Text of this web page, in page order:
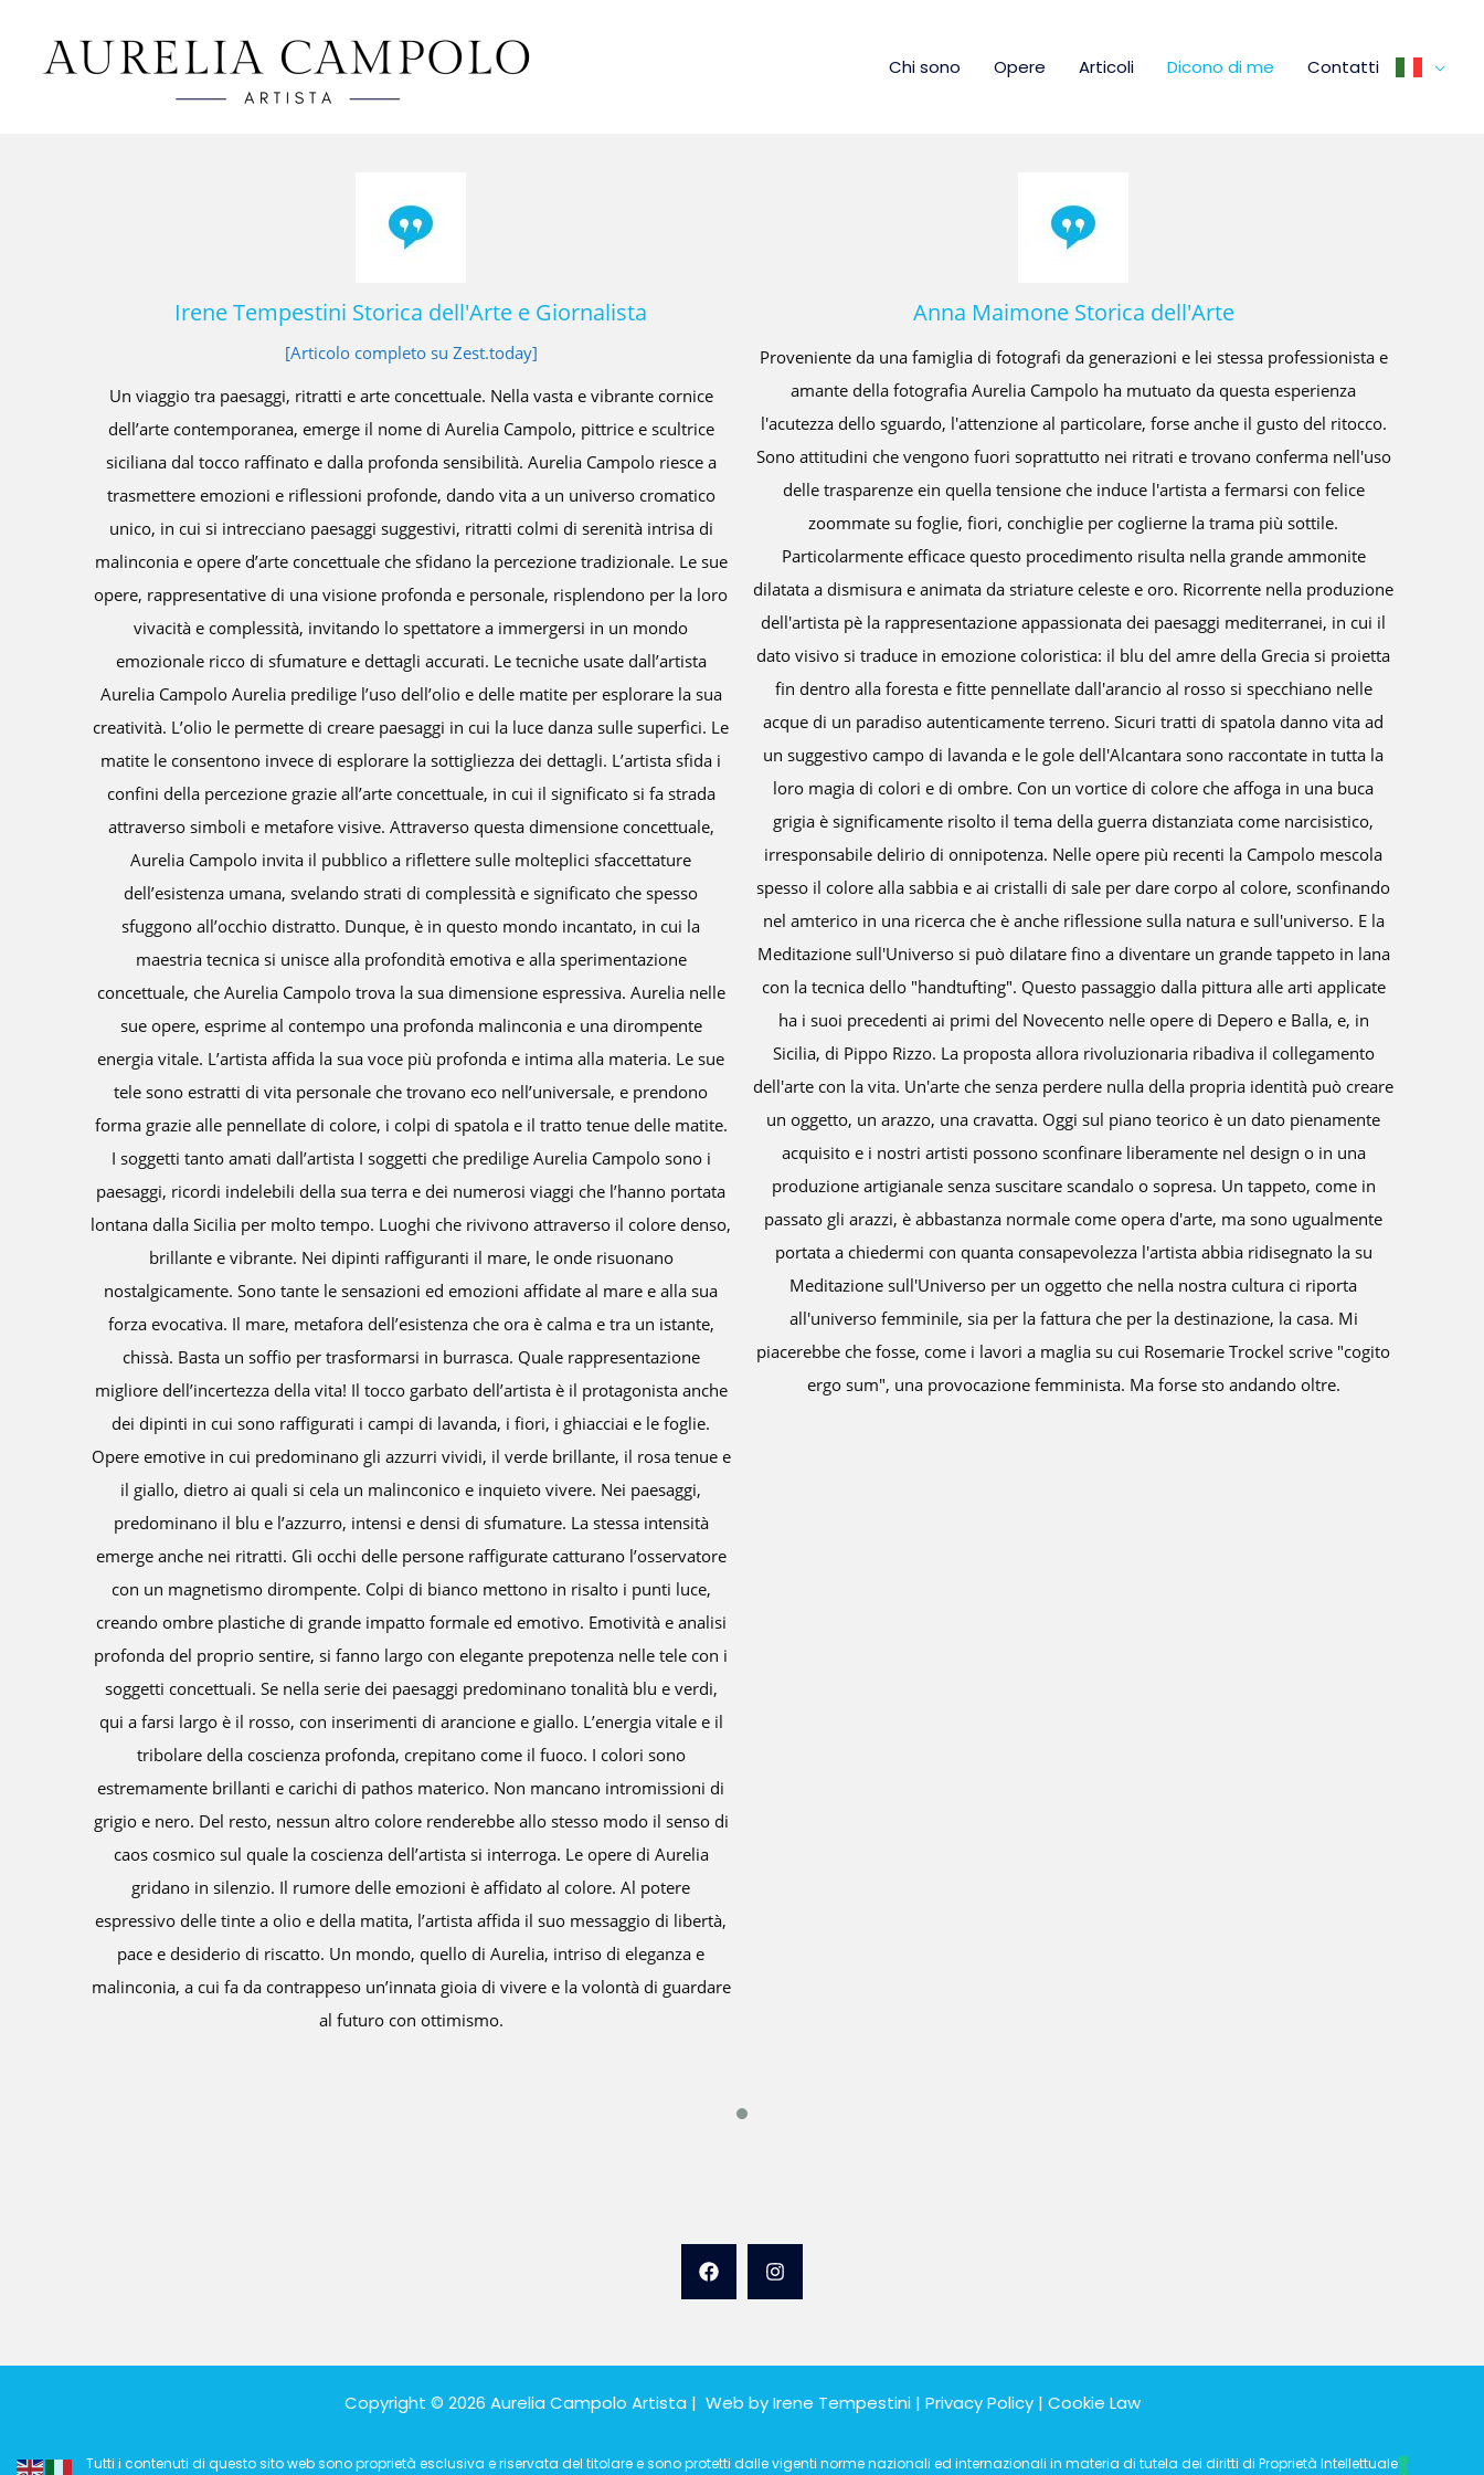
Chi sono Opere Articoli Dicono di me Contatti
e vibrante cornice
pittrice e scultrice
Campolo riesce a
cromatico
serenità intrisa di
tradizionale. Le sue
per la loro
usate dall’artista
esplorare la sua
sulle superfici. Le
L’artista sfida i
si fa strada
concettuale,
che spesso
in cui la
Aurelia nelle
una dirompente
materia. Le sue
e prendono
tenue delle matite.
Campolo sono i
l’hanno portata
il colore denso,
al mare e alla sua
e tra un istante,
protagonista anche
e le foglie.
il rosa tenue e
Nei paesaggi,
stessa intensità
l’osservatore
i punti luce,
Emotività e analisi
nelle tele con i
blu e verdi,
vitale e il
intromissioni di
modo il senso di
opere di Aurelia
di libertà,
di eleganza e
volontà di guardare
Anna Maimone Storica dell'Arte
Proveniente da una famiglia di fotografi da generazioni e lei stessa professionista e
amante della fotografia Aurelia Campolo ha mutuato da questa esperienza
l'acutezza dello sguardo, l'attenzione al particolare, forse anche il gusto del ritocco.
Sono attitudini che vengono fuori soprattutto nei ritrati e trovano conferma nell'uso
delle trasparenze ein quella tensione che induce l'artista a fermarsi con felice
zoommate su foglie, fiori, conchiglie per coglierne la trama più sottile.
Particolarmente efficace questo procedimento risulta nella grande ammonite
dilatata a dismisura e animata da striature celeste e oro. Ricorrente nella produzione
dell'artista pè la rappresentazione appassionata dei paesaggi mediterranei, in cui il
dato visivo si traduce in emozione coloristica: il blu del amre della Grecia si proietta
fin dentro alla foresta e fitte pennellate dall'arancio al rosso si specchiano nelle
acque di un paradiso autenticamente terreno. Sicuri tratti di spatola danno vita ad
un suggestivo campo di lavanda e le gole dell'Alcantara sono raccontate in tutta la
loro magia di colori e di ombre. Con un vortice di colore che affoga in una buca
grigia è significamente risolto il tema della guerra distanziata come narcisistico,
irresponsabile delirio di onnipotenza. Nelle opere più recenti la Campolo mescola
spesso il colore alla sabbia e ai cristalli di sale per dare corpo al colore, sconfinando
nel amterico in una ricerca che è anche riflessione sulla natura e sull'universo. E la
Meditazione sull'Universo si può dilatare fino a diventare un grande tappeto in lana
con la tecnica dello "handtufting". Questo passaggio dalla pittura alle arti applicate
ha i suoi precedenti ai primi del Novecento nelle opere di Depero e Balla, e, in
Sicilia, di Pippo Rizzo. La proposta allora rivoluzionaria ribadiva il collegamento
dell'arte con la vita. Un'arte che senza perdere nulla della propria identità può creare
un oggetto, un arazzo, una cravatta. Oggi sul piano teorico è un dato pienamente
acquisito e i nostri artisti possono sconfinare liberamente nel design o in una
produzione artigianale senza suscitare scandalo o sopresa. Un tappeto, come in
passato gli arazzi, è abbastanza normale come opera d'arte, ma sono ugualmente
portata a chiedermi con quanta consapevolezza l'artista abbia ridisegnato la su
Meditazione sull'Universo per un oggetto che nella nostra cultura ci riporta
all'universo femminile, sia per la fattura che per la destinazione, la casa. Mi
piacerebbe che fosse, come i lavori a maglia su cui Rosemarie Trockel scrive "cogito
ergo sum", una provocazione femminista. Ma forse sto andando oltre.
Irene Tempestini Storica dell'Arte e Giornalista
[Articolo completo su Zest.today]
Un viaggio tra paesaggi, ritratti e arte concettuale. Nella vasta e vibrante cornice
dell’arte contemporanea, emerge il nome di Aurelia Campolo, pittrice e scultrice
siciliana dal tocco raffinato e dalla profonda sensibilità. Aurelia Campolo riesce a
trasmettere emozioni e riflessioni profonde, dando vita a un universo cromatico
unico, in cui si intrecciano paesaggi suggestivi, ritratti colmi di serenità intrisa di
malinconia e opere d’arte concettuale che sfidano la percezione tradizionale. Le sue
opere, rappresentative di una visione profonda e personale, risplendono per la loro
vivacità e complessità, invitando lo spettatore a immergersi in un mondo
emozionale ricco di sfumature e dettagli accurati. Le tecniche usate dall’artista
Aurelia Campolo Aurelia predilige l’uso dell’olio e delle matite per esplorare la sua
creatività. L’olio le permette di creare paesaggi in cui la luce danza sulle superfici. Le
matite le consentono invece di esplorare la sottigliezza dei dettagli. L’artista sfida i
confini della percezione grazie all’arte concettuale, in cui il significato si fa strada
attraverso simboli e metafore visive. Attraverso questa dimensione concettuale,
Aurelia Campolo invita il pubblico a riflettere sulle molteplici sfaccettature
dell’esistenza umana, svelando strati di complessità e significato che spesso
sfuggono all’occhio distratto. Dunque, è in questo mondo incantato, in cui la
maestria tecnica si unisce alla profondità emotiva e alla sperimentazione
concettuale, che Aurelia Campolo trova la sua dimensione espressiva. Aurelia nelle
sue opere, esprime al contempo una profonda malinconia e una dirompente
energia vitale. L’artista affida la sua voce più profonda e intima alla materia. Le sue
tele sono estratti di vita personale che trovano eco nell’universale, e prendono
forma grazie alle pennellate di colore, i colpi di spatola e il tratto tenue delle matite.
I soggetti tanto amati dall’artista I soggetti che predilige Aurelia Campolo sono i
paesaggi, ricordi indelebili della sua terra e dei numerosi viaggi che l’hanno portata
lontana dalla Sicilia per molto tempo. Luoghi che rivivono attraverso il colore
brillante e vibrante. Nei dipinti raffiguranti il mare, le onde risuonano
nostalgicamente. Sono tante le sensazioni ed emozioni affidate al mare e alla sua
forza evocativa. Il mare, metafora dell’esistenza che ora è calma e tra un istante,
chissà. Basta un soffio per trasformarsi in burrasca. Quale rappresentazione
migliore dell’incertezza della vita! Il tocco garbato dell’artista è il protagonista anche
Copyright © 2026 Aurelia Campolo Artista | Web byIrene Tempestini| Privacy Policy | Cookie Law
Tutti i contenuti di questo sito web sono proprietà esclusiva e riservata del titolare e sono protetti dalle vigenti norme nazionali ed internazionali in materia di tutela dei diritti di Proprietà Intellettuale